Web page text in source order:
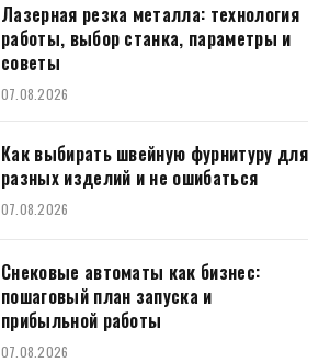
Лазерная резка металла: технология
работы, выбор станка, параметры и
советы
07.08.2026
Как выбирать швейную фурнитуру для
разных изделий и не ошибаться
07.08.2026
Снековые автоматы как бизнес:
пошаговый план запуска и
прибыльной работы
07.08.2026